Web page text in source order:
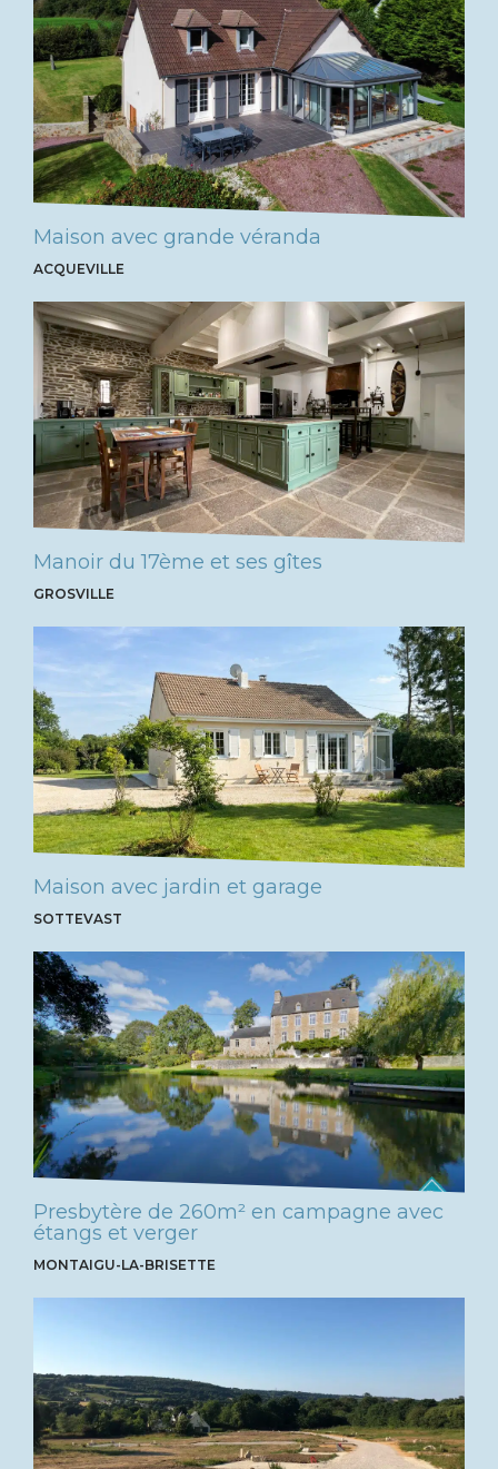
Maison avec grande véranda
ACQUEVILLE
Manoir du 17ème et ses gîtes
GROSVILLE
Maison avec jardin et garage
SOTTEVAST
Presbytère de 260m² en campagne avec
étangs et verger
MONTAIGU-LA-BRISETTE